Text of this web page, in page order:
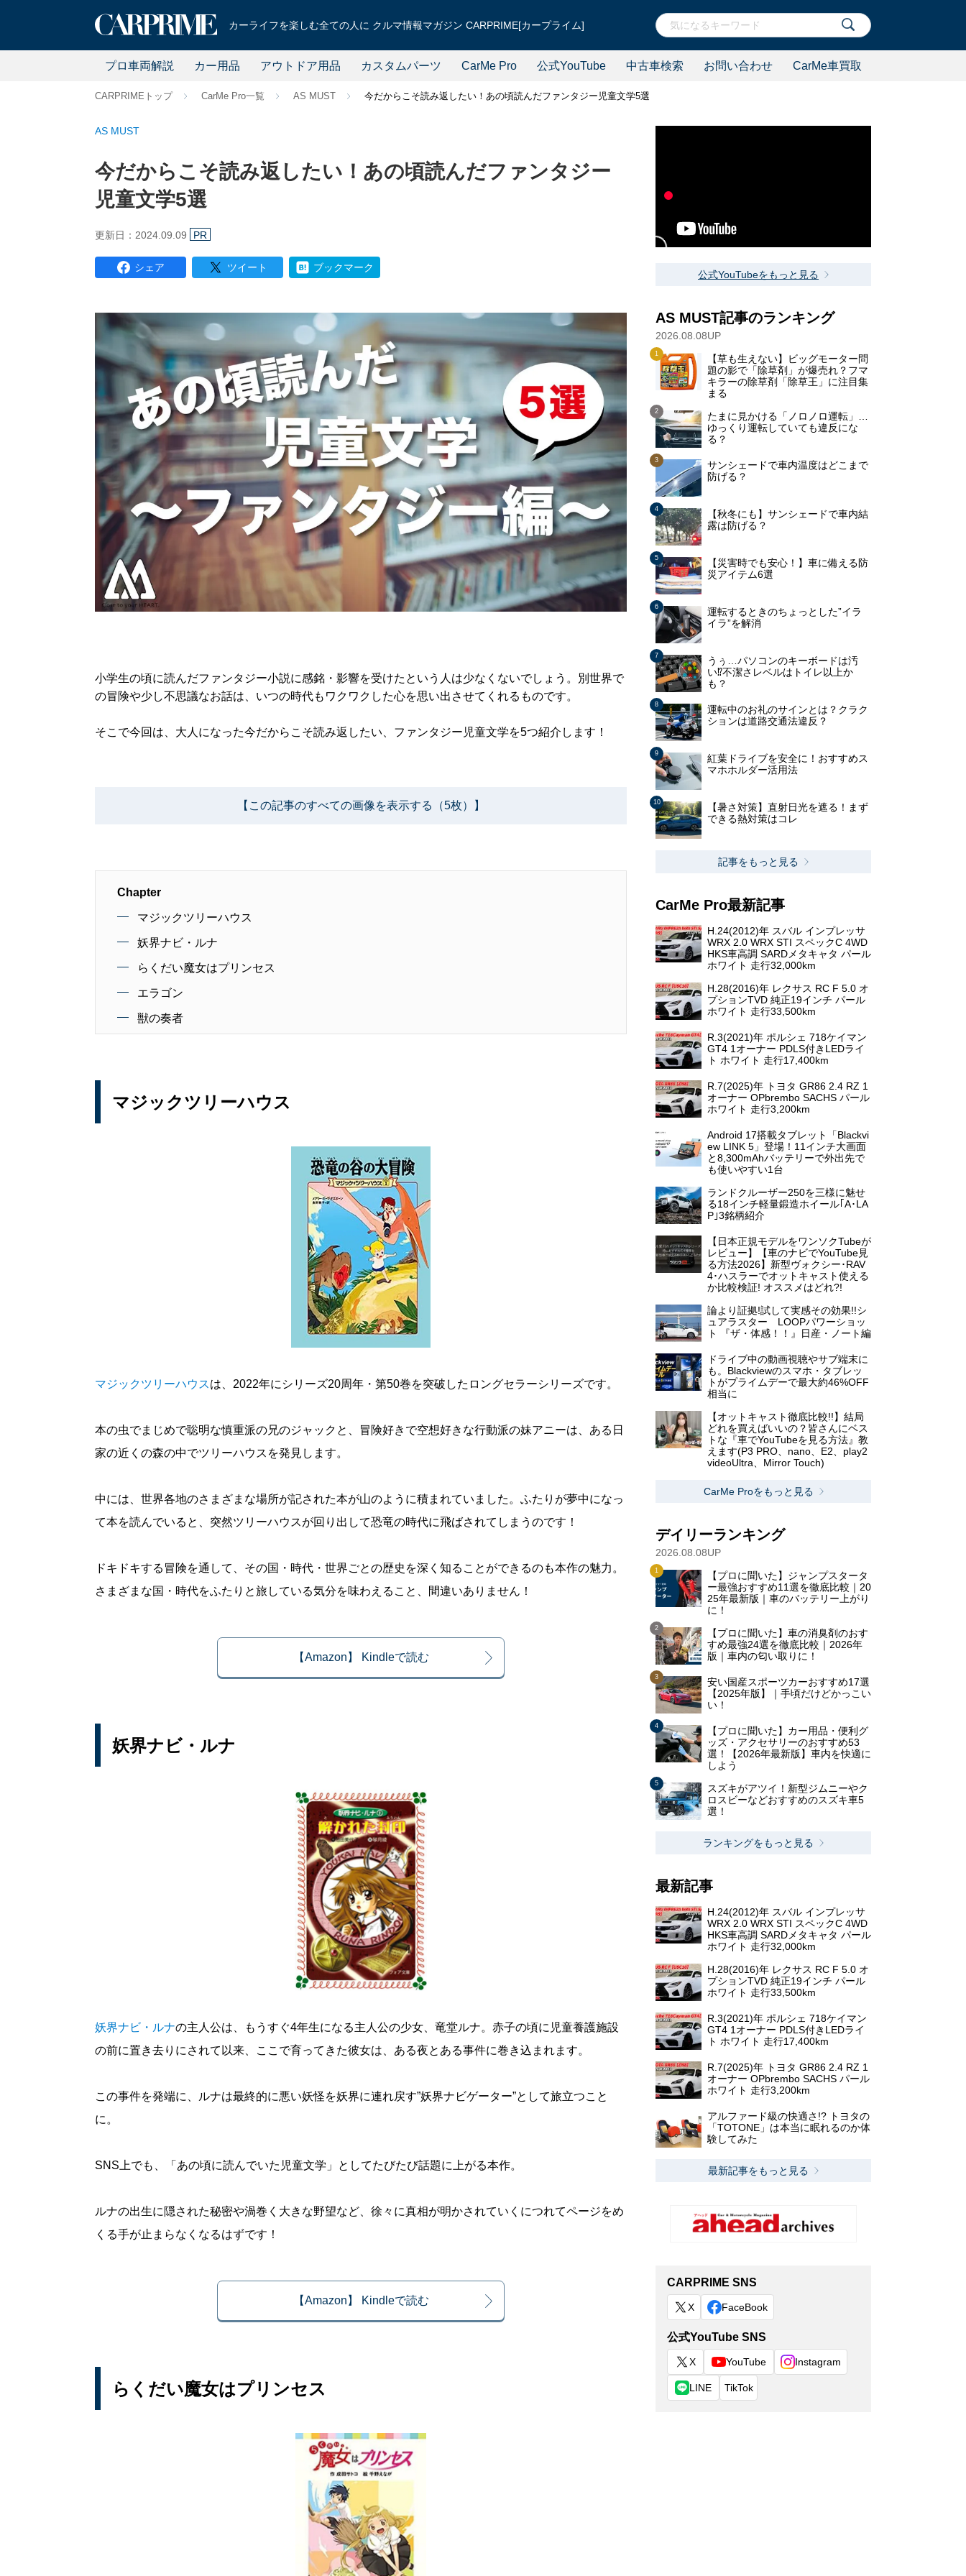
カーライフを楽しむ全ての人に クルマ情報マガジン CARPRIME[カープライム]
プロ車両解説 カー用品 アウトドア用品 カスタムパーツ CarMe Pro 公式YouTube 中古車検索 お問い合わせ CarMe車買取
CARPRIMEトップ CarMe Pro一覧 AS MUST 今だからこそ読み返したい！あの頃読んだファンタジー児童文学5選
AS MUST
今だからこそ読み返したい！あの頃読んだファンタジー
児童文学5選
更新日：2024.09.09 PR
シェア ツイート ブックマーク
小学生の頃に読んだファンタジー小説に感銘・影響を受けたという人は少なくないでしょう。別世界で
の冒険や少し不思議なお話は、いつの時代もワクワクした心を思い出させてくれるものです。
そこで今回は、大人になった今だからこそ読み返したい、ファンタジー児童文学を5つ紹介します！
【この記事のすべての画像を表示する（5枚）】
Chapter
マジックツリーハウス
妖界ナビ・ルナ
らくだい魔女はプリンセス
エラゴン
獣の奏者
マジックツリーハウス
マジックツリーハウスは、2022年にシリーズ20周年・第50巻を突破したロングセラーシリーズです。
本の虫でまじめで聡明な慎重派の兄のジャックと、冒険好きで空想好きな行動派の妹アニーは、ある日
家の近くの森の中でツリーハウスを発見します。
中には、世界各地のさまざまな場所が記された本が山のように積まれていました。ふたりが夢中になっ
て本を読んでいると、突然ツリーハウスが回り出して恐竜の時代に飛ばされてしまうのです！
ドキドキする冒険を通して、その国・時代・世界ごとの歴史を深く知ることができるのも本作の魅力。
さまざまな国・時代をふたりと旅している気分を味わえること、間違いありません！
【Amazon】 Kindleで読む
妖界ナビ・ルナ
妖界ナビ・ルナの主人公は、もうすぐ4年生になる主人公の少女、竜堂ルナ。赤子の頃に児童養護施設
の前に置き去りにされて以来、ここで育ってきた彼女は、ある夜とある事件に巻き込まれます。
この事件を発端に、ルナは最終的に悪い妖怪を妖界に連れ戻す”妖界ナビゲーター”として旅立つこと
に。
SNS上でも、「あの頃に読んでいた児童文学」としてたびたび話題に上がる本作。
ルナの出生に隠された秘密や渦巻く大きな野望など、徐々に真相が明かされていくにつれてページをめ
くる手が止まらなくなるはずです！
【Amazon】 Kindleで読む
らくだい魔女はプリンセス
公式YouTubeをもっと見る
AS MUST記事のランキング
2026.08.08UP
【草も生えない】ビッグモーター問
題の影で「除草剤」が爆売れ？フマ
キラーの除草剤「除草王」に注目集
まる
たまに見かける「ノロノロ運転」…
ゆっくり運転していても違反にな
る？
サンシェードで車内温度はどこまで
防げる？
【秋冬にも】サンシェードで車内結
露は防げる？
【災害時でも安心！】車に備える防
災アイテム6選
運転するときのちょっとした”イラ
イラ”を解消
うぅ…パソコンのキーボードは汚
い⁉不潔さレベルはトイレ以上か
も？
運転中のお礼のサインとは？クラク
ションは道路交通法違反？
紅葉ドライブを安全に！おすすめス
マホホルダー活用法
【暑さ対策】直射日光を遮る！まず
できる熱対策はコレ
記事をもっと見る
CarMe Pro最新記事
H.24(2012)年 スバル インプレッサ
WRX 2.0 WRX STI スペックC 4WD
HKS車高調 SARDメタキャタ パール
ホワイト 走行32,000km
H.28(2016)年 レクサス RC F 5.0 オ
プションTVD 純正19インチ パール
ホワイト 走行33,500km
R.3(2021)年 ポルシェ 718ケイマン
GT4 1オーナー PDLS付きLEDライ
ト ホワイト 走行17,400km
R.7(2025)年 トヨタ GR86 2.4 RZ 1
オーナー OPbrembo SACHS パール
ホワイト 走行3,200km
Android 17搭載タブレット「Blackvi
ew LINK 5」登場！11インチ大画面
と8,300mAhバッテリーで外出先で
も使いやすい1台
ランドクルーザー250を三様に魅せ
る18インチ軽量鍛造ホイール｢A･LA
P｣3銘柄紹介
【日本正規モデルをワンソクTubeが
レビュー】【車のナビでYouTube見
る方法2026】新型ヴォクシー･RAV
4･ハスラーでオットキャスト使える
か比較検証! オススメはどれ?!
論より証拠!試して実感その効果!!シ
ュアラスター LOOPパワーショッ
ト 『ザ・体感！！』日産・ノート編
ドライブ中の動画視聴やサブ端末に
も。Blackviewのスマホ・タブレッ
トがプライムデーで最大約46%OFF
相当に
【オットキャスト徹底比較!!】結局
どれを買えばいいの？皆さんにベス
トな『車でYouTubeを見る方法』教
えます(P3 PRO、nano、E2、play2
videoUltra、Mirror Touch)
CarMe Proをもっと見る
デイリーランキング
2026.08.08UP
【プロに聞いた】ジャンプスタータ
ー最強おすすめ11選を徹底比較｜20
25年最新版｜車のバッテリー上がり
に！
【プロに聞いた】車の消臭剤のおす
すめ最強24選を徹底比較｜2026年
版｜車内の匂い取りに！
安い国産スポーツカーおすすめ17選
【2025年版】｜手頃だけどかっこい
い！
【プロに聞いた】カー用品・便利グ
ッズ・アクセサリーのおすすめ53
選！【2026年最新版】車内を快適に
しよう
スズキがアツイ！新型ジムニーやク
ロスビーなどおすすめのスズキ車5
選！
ランキングをもっと見る
最新記事
H.24(2012)年 スバル インプレッサ
WRX 2.0 WRX STI スペックC 4WD
HKS車高調 SARDメタキャタ パール
ホワイト 走行32,000km
H.28(2016)年 レクサス RC F 5.0 オ
プションTVD 純正19インチ パール
ホワイト 走行33,500km
R.3(2021)年 ポルシェ 718ケイマン
GT4 1オーナー PDLS付きLEDライ
ト ホワイト 走行17,400km
R.7(2025)年 トヨタ GR86 2.4 RZ 1
オーナー OPbrembo SACHS パール
ホワイト 走行3,200km
アルファード級の快適さ!? トヨタの
「TOTONE」は本当に眠れるのか体
験してみた
最新記事をもっと見る
CARPRIME SNS
X FaceBook
公式YouTube SNS
X YouTube Instagram
LINE TikTok